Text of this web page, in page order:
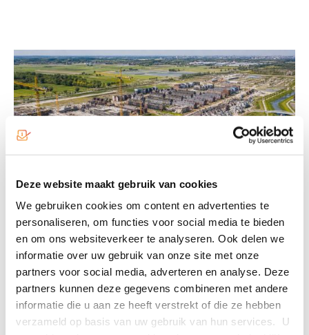
Deze website maakt gebruik van cookies
We gebruiken cookies om content en advertenties te
personaliseren, om functies voor social media te bieden
en om ons websiteverkeer te analyseren. Ook delen we
informatie over uw gebruik van onze site met onze
partners voor social media, adverteren en analyse. Deze
partners kunnen deze gegevens combineren met andere
informatie die u aan ze heeft verstrekt of die ze hebben
verzameld op basis van uw gebruik van hun services. U
U bepaalt het gebied, wij
leveren het bewijs
Selecteer op postcode, plaats, buurt of een straal